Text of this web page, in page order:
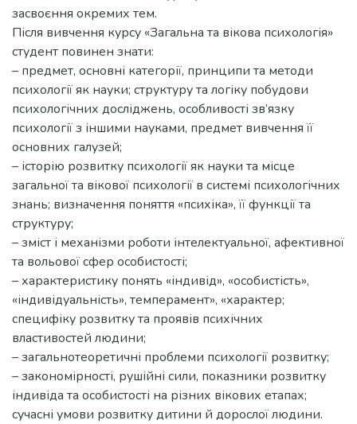
засвоєння окремих тем.
Після вивчення курсу «Загальна та вікова психологія»
студент повинен знати:
– предмет, основні категорії, принципи та методи
психології як науки; структуру та логіку побудови
психологічних досліджень, особливості зв’язку
психології з іншими науками, предмет вивчення її
основних галузей;
– історію розвитку психології як науки та місце
загальної та вікової психології в системі психологічних
знань; визначення поняття «психіка», її функції та
структуру;
– зміст і механізми роботи інтелектуальної, афективної
та вольової сфер особистості;
– характеристику понять «індивід», «особистість»,
«індивідуальність», темперамент», «характер;
специфіку розвитку та проявів психічних
властивостей людини;
– загальнотеоретичні проблеми психології розвитку;
– закономірності, рушійні сили, показники розвитку
індивіда та особистості на різних вікових етапах;
сучасні умови розвитку дитини й дорослої людини.